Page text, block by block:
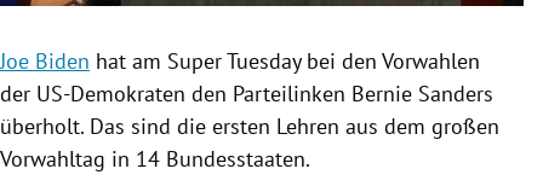
Joe Biden hat am Super Tuesday bei den Vorwahlen
der US-Demokraten den Parteilinken Bernie Sanders
überholt. Das sind die ersten Lehren aus dem großen
Vorwahltag in 14 Bundesstaaten.